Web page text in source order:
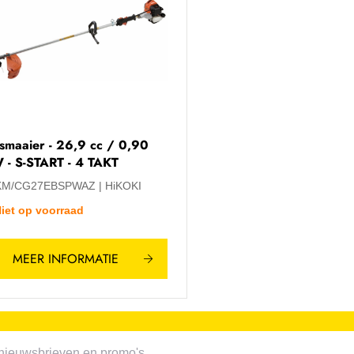
- 26,9 cc / 0,90
- S-START - 4 TAKT
CG27EBSPWAZ
HiKOKI
op voorraad
MEER INFORMATIE